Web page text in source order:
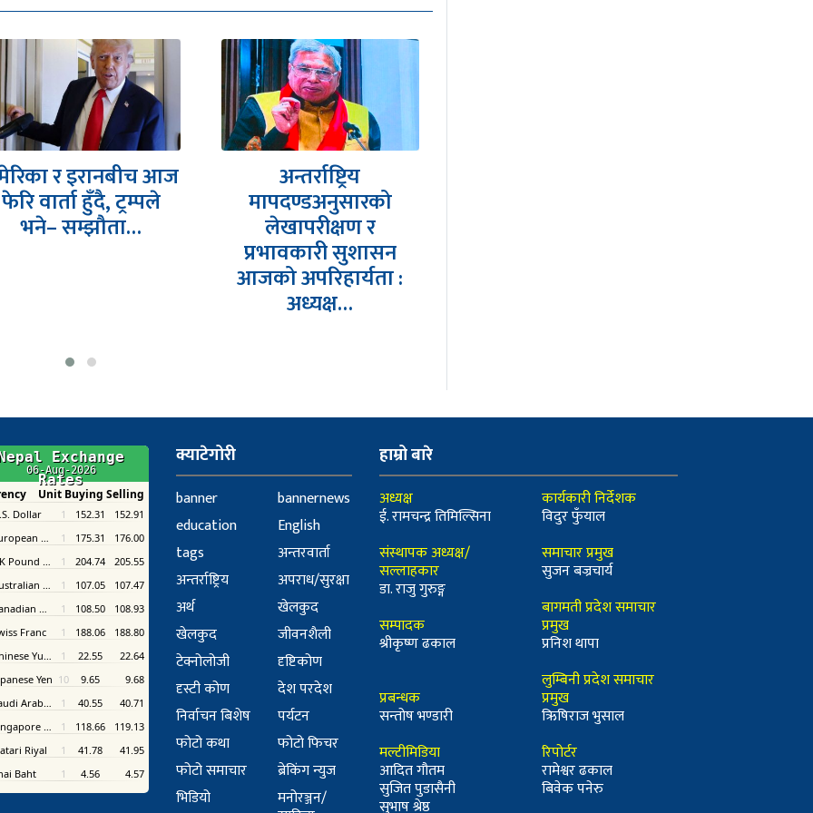
अन्तर्राष्ट्रिय
मापदण्डअनुसारको
लेखापरीक्षण र
देउवा साउन २९ गते
स्वदेश फर्कने पक्का,
आरजु तत्काल नआउने
क्याटेगोरी
banner
bannernews
education
English
tags
अन्तरवार्ता
अन्तर्राष्ट्रिय
अपराध/सुरक्षा
अर्थ
खेलकुद
खेलकुद
जीवनशैली
टेक्नोलोजी
दृष्टिकोण
दृस्टी कोण
देश परदेश
निर्वाचन बिशेष
पर्यटन
फोटो कथा
फोटो फिचर
फोटो समाचार
ब्रेकिंग न्युज
भिडियो
मनोरञ्जन/
हाम्रो बारे
अध्यक्ष
ई. रामचन्द्र तिमिल्सिना
संस्थापक अध्यक्ष/
सल्लाहकार
डा. राजु गुरुङ्ग
सम्पादक
श्रीकृष्ण ढकाल
प्रबन्धक
सन्तोष भण्डारी
मल्टीमिडिया
आदित गौतम
सुजित पुडासैनी
सुभाष श्रेष्ठ
कार्यकारी निर्देशक
विदुर फुँयाल
समाचार प्रमुख
सुजन बज्रचार्य
बागमती प्रदेश समाचार
प्रमुख
प्रनिश थापा
लुम्बिनी प्रदेश समाचार
प्रमुख
ऋिषिराज भुसाल
रिपोर्टर
रामेश्वर ढकाल
बिवेक पनेरु